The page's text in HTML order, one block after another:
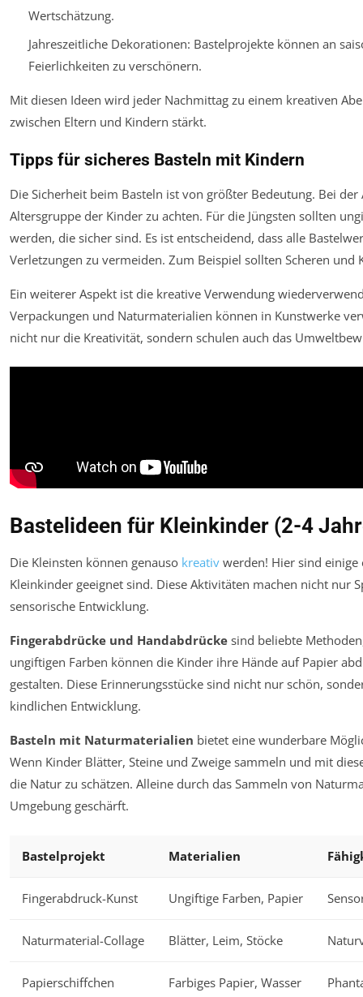
Wertschätzung.
Jahreszeitliche Dekorationen: Bastelprojekte können an
Feierlichkeiten zu verschönern.
Mit diesen Ideen wird jeder Nachmittag zu einem kreativen
zwischen Eltern und Kindern stärkt.
Tipps für sicheres Basteln mit Kindern
Die Sicherheit beim Basteln ist von größter Bedeutung. Bei
Altersgruppe der Kinder zu achten. Für die Jüngsten sollten
werden, die sicher sind. Es ist entscheidend, dass alle
Verletzungen zu vermeiden. Zum Beispiel sollten Scheren
Ein weiterer Aspekt ist die kreative Verwendung
Verpackungen und Naturmaterialien können in Kunstwerke
nicht nur die Kreativität, sondern schulen auch das
Bastelideen für Kleinkinder (2-4
Die Kleinsten können genauso kreativ werden! Hier sind
Kleinkinder geeignet sind. Diese Aktivitäten machen nicht nur
sensorische Entwicklung.
Fingerabdrücke und Handabdrücke sind beliebte
ungiftigen Farben können die Kinder ihre Hände auf Papier
gestalten. Diese Erinnerungsstücke sind nicht nur schön,
kindlichen Entwicklung.
Basteln mit Naturmaterialien bietet eine wunderbare
Wenn Kinder Blätter, Steine und Zweige sammeln und mit
die Natur zu schätzen. Alleine durch das Sammeln von
Umgebung geschärft.
Bastelprojekt Materialien
Fingerabdruck-Kunst Ungiftige Farben, Papier
Naturmaterial-Collage Blätter, Leim, Stöcke
Papierschiffchen Farbiges Papier, Wasser